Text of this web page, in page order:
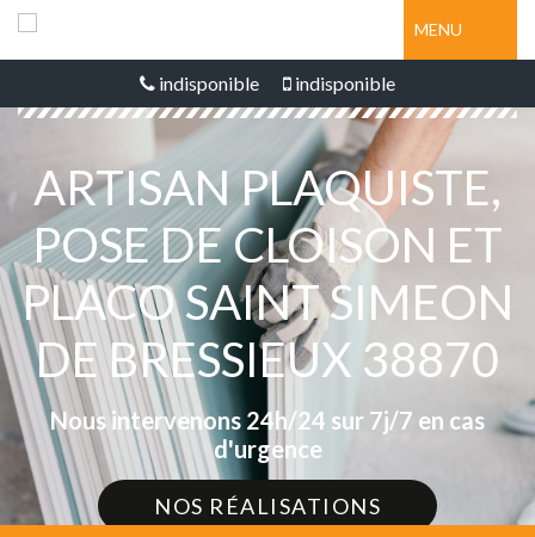
MENU
indisponible indisponible
ARTISAN PLAQUISTE,
POSE DE CLOISON ET
PLACO SAINT SIMEON
DE BRESSIEUX 38870
Nous intervenons 24h/24 sur 7j/7 en cas
d'urgence
NOS RÉALISATIONS